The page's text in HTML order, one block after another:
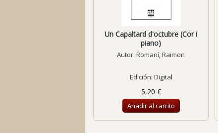
Un Capaltard d'octubre (Cor i
piano)
Autor: Romaní, Raimon
Edición: Digital
5,20 €
Añadir al carrito